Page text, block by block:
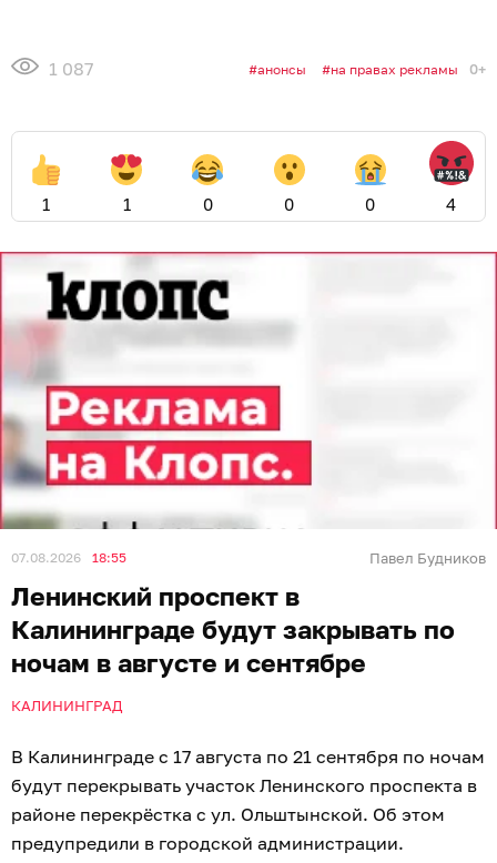
1 087 анонсы на правах рекламы 0+
1 1 0 0 0 4
07.08.2026 18:55 Павел Будников
Ленинский проспект в
Калининграде будут закрывать по
ночам в августе и сентябре
КАЛИНИНГРАД
В Калининграде с 17 августа по 21 сентября по ночам
будут перекрывать участок Ленинского проспекта в
районе перекрёстка с ул. Ольштынской. Об этом
предупредили в городской администрации.